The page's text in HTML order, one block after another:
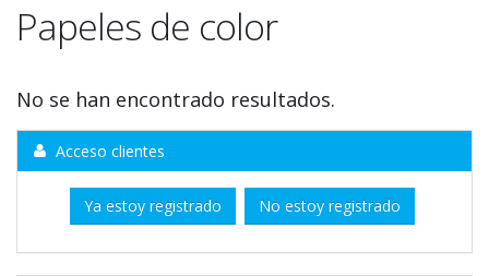
Papeles de color
No se han encontrado resultados.
Acceso clientes
Ya estoy registrado No estoy registrado